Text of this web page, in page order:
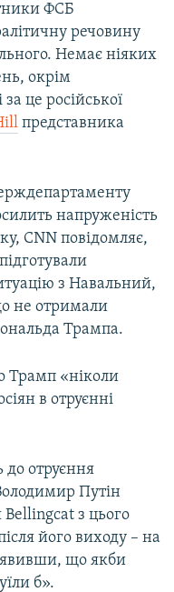
ФСБ
речовину
Немає ніяких
окрім
за це російської
представника
напруженість
CNN повідомляє,
з Навальний,
не отримали
Трампа.
Трамп «ніколи
в отруєнні
до отруєння
Путін
Bellingcat з цього
його виходу – на
що якби
б».